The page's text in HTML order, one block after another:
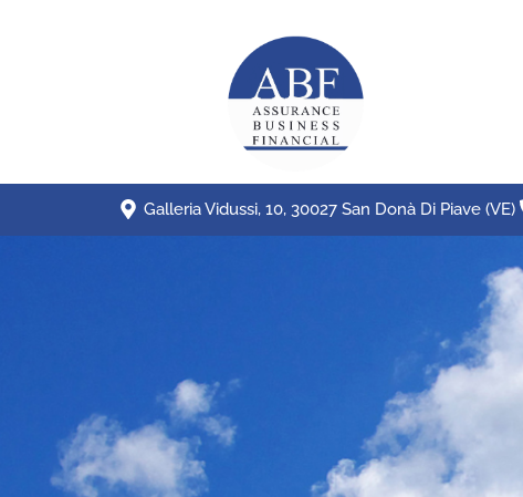
Galleria Vidussi, 10, 30027 San Donà Di Piave (VE)